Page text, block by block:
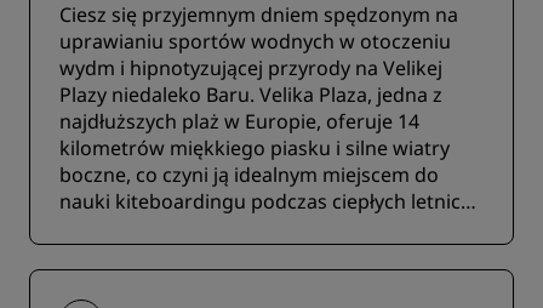
Ciesz się przyjemnym dniem spędzonym na
uprawianiu sportów wodnych w otoczeniu
wydm i hipnotyzującej przyrody na Velikej
Plazy niedaleko Baru. Velika Plaza, jedna z
najdłuższych plaż w Europie, oferuje 14
kilometrów miękkiego piasku i silne wiatry
boczne, co czyni ją idealnym miejscem do
nauki kiteboardingu podczas ciepłych letnich